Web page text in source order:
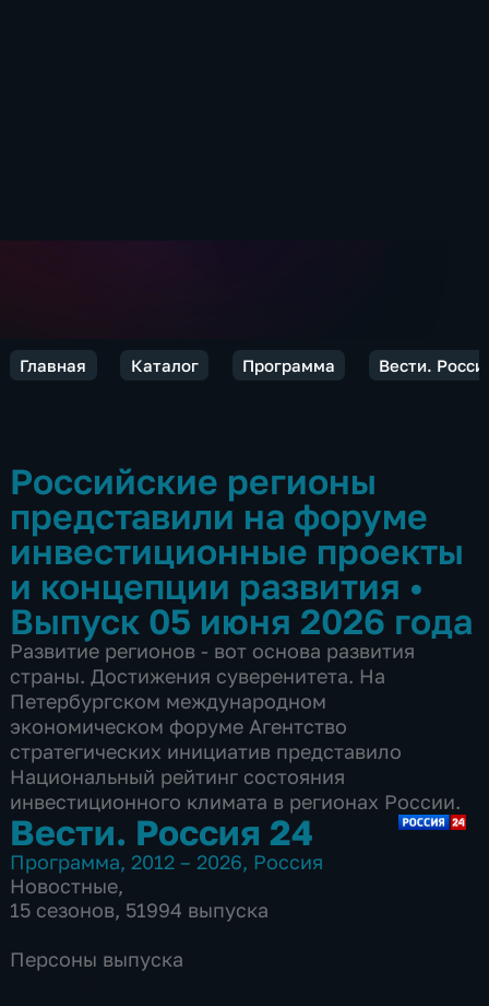
Главная Каталог Программа Вести.
Российские регионы
представили на форуме
инвестиционные проекты
и концепции развития •
Выпуск 05 июня 2026 года
Развитие регионов - вот основа развития
страны. Достижения суверенитета. На
Петербургском международном
экономическом форуме Агентство
стратегических инициатив представило
Национальный рейтинг состояния
инвестиционного климата в регионах России.
Вести. Россия 24
Программа, 2012 – 2026, Россия
Новостные,
15 сезонов, 51994 выпуска
Персоны выпуска